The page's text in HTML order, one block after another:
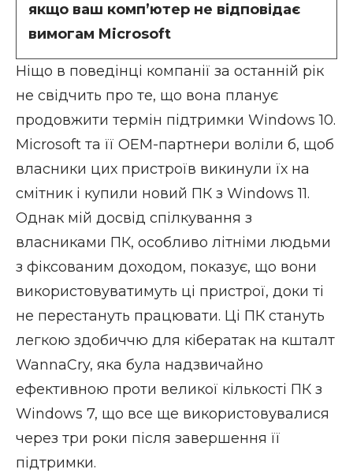
якщо ваш комп’ютер не відповідає
вимогам Microsoft
Ніщо в поведінці компанії за останній рік
не свідчить про те, що вона планує
продовжити термін підтримки Windows 10.
Microsoft та її OEM-партнери воліли б, щоб
власники цих пристроїв викинули їх на
смітник і купили новий ПК з Windows 11.
Однак мій досвід спілкування з
власниками ПК, особливо літніми людьми
з фіксованим доходом, показує, що вони
використовуватимуть ці пристрої, доки ті
не перестануть працювати. Ці ПК стануть
легкою здобиччю для кібератак на кшталт
WannaCry, яка була надзвичайно
ефективною проти великої кількості ПК з
Windows 7, що все ще використовувалися
через три роки після завершення її
підтримки.